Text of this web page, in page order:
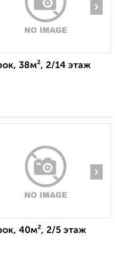
›
38м², 2/14 этаж
›
40м², 2/5 этаж